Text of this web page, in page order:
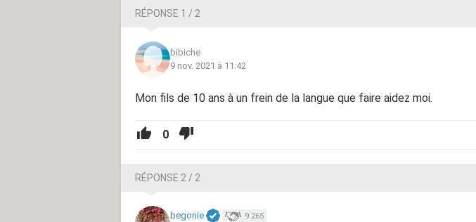
RÉPONSE 1 / 2
bibiche
9 nov. 2021 à 11:42
Mon fils de 10 ans à un frein de la langue que faire aidez moi.
0
RÉPONSE 2 / 2
begonie 9 265